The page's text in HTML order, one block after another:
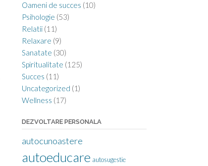
Oameni de succes (10)
Psihologie (53)
Relatii(11)
Relaxare (9)
Sanatate (30)
Spiritualitate (125)
Succes (11)
Uncategorized (1)
Wellness (17)
DEZVOLTARE PERSONALA
autocunoastere
autoeducare autosugestie